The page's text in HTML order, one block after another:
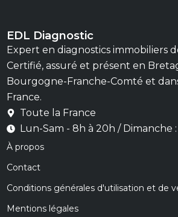
EDL Diagnostic
Expert en diagnostics immobiliers
Certifié, assuré et présent en
Bourgogne-Franche-Comté et
France.
Toute la France
Lun-Sam - 8h à 20h / Dimanche
À propos
Contact
Conditions générales d'utilisation et de
Mentions légales